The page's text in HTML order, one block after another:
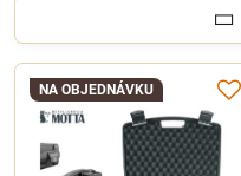
NA OBJEDNÁVKU